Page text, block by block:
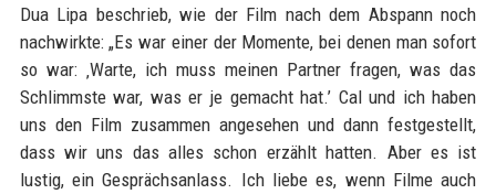
Dua Lipa beschrieb, wie der Film nach dem Abspann noch
nachwirkte: „Es war einer der Momente, bei denen man sofort
so war: ‚Warte, ich muss meinen Partner fragen, was das
Schlimmste war, was er je gemacht hat.’ Cal und ich haben
uns den Film zusammen angesehen und dann festgestellt,
dass wir uns das alles schon erzählt hatten. Aber es ist
lustig, ein Gesprächsanlass. Ich liebe es, wenn Filme auch